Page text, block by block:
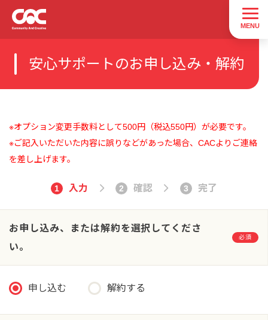
安心サポートのお申し込み・解約
※オプション変更手数料として500円（税込550円）が必要です。
※ご記入いただいた内容に誤りなどがあった場合、CACよりご連絡
を差し上げます。
1 入力 2 確認 3 完了
お申し込み、または解約を選択してくださ
い。
必須
申し込む 解約する